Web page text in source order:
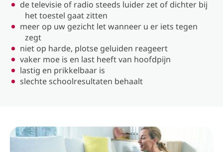
de televisie of radio steeds luider zet of dichter bij
het toestel gaat zitten
meer op uw gezicht let wanneer u er iets tegen
zegt
niet op harde, plotse geluiden reageert
vaker moe is en last heeft van hoofdpijn
lastig en prikkelbaar is
slechte schoolresultaten behaalt